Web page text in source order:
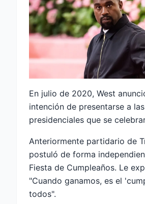
En julio de 2020, West
intención de presentarse a
presidenciales que se
Anteriormente partidario de
postuló de forma
Fiesta de Cumpleaños. Le
"Cuando ganamos, es el
todos".